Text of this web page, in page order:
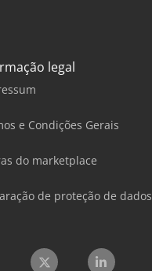
legal
e Condições Gerais
do marketplace
de proteção de dados